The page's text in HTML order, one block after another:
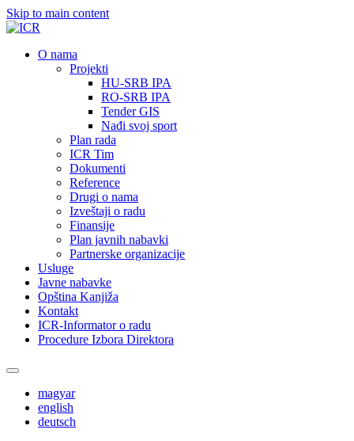
Skip to main content
О nama
Projekti
HU-SRB IPA
RO-SRB IPA
Tender GIS
Nađi svoj sport
Plan rada
ICR Tim
Dokumenti
Reference
Drugi o nama
Izveštaji o radu
Finansije
Plan javnih nabavki
Partnerske organizacije
Usluge
Javne nabavke
Opština Kanjiža
Kontakt
ICR-Informator o radu
Procedure Izbora Direktora
magyar
english
deutsch